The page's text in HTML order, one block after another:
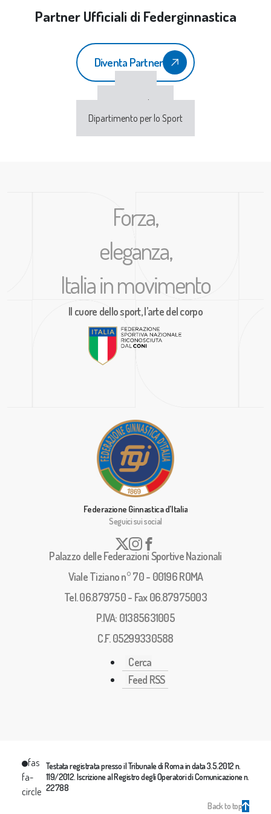
Partner Ufficiali di Federginnastica
Diventa Partner
Sport e Salute
Dipartimento per lo Sport
Forza,
eleganza,
Italia in movimento
Il cuore dello sport, l’arte del corpo
Federazione Ginnastica d'Italia
Seguici sui social
Palazzo delle Federazioni Sportive Nazionali
Viale Tiziano n° 70 - 00196 ROMA
Tel. 06.879750 - Fax 06.87975003
P.IVA: 01385631005
C.F. 05299330588
Cerca
Feed RSS
fas
fa-
circle
Testata registrata presso il Tribunale di Roma in data 3.5.2012 n.
119/2012. Iscrizione al Registro degli Operatori di Comunicazione n.
22788
Back to top